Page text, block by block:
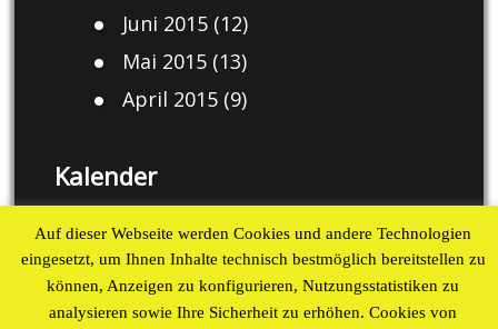
Juni 2015(12)
Mai 2015(13)
April 2015(9)
Kalender
M D M D F S
S
1
2
3
4 5 6 7 8 9
Auf dieser Webseite werden Cookies und andere Technologien
eingesetzt, um Ihnen Inhalte technisch bestmöglich bereitstellen zu
können, Anzeigen zu konfigurieren, Nutzungsstatistiken zu
analysieren sowie Ihre Sicherheit zu erhöhen. Cookies von